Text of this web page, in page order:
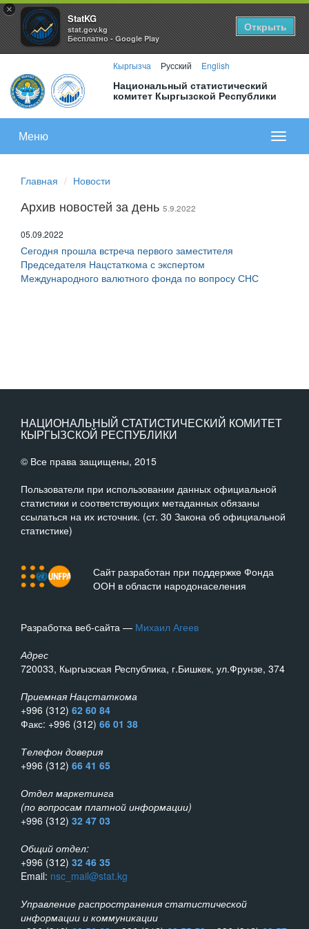
×
StatKG
stat.gov.kg
Бесплатно - Google Play
Открыть
Кыргызча Русский English
Национальный статистический
комитет Кыргызской Республики
меню
Меню
Главная Новости
Архив новостей за день 5.9.2022
05.09.2022
Сегодня прошла встреча первого заместителя
Председателя Нацстаткома с экспертом
Международного валютного фонда по вопросу СНС
НАЦИОНАЛЬНЫЙ СТАТИСТИЧЕСКИЙ КОМИТЕТ
КЫРГЫЗСКОЙ РЕСПУБЛИКИ
© Все права защищены, 2015
Пользователи при использовании данных официальной
статистики и соответствующих метаданных обязаны
ссылаться на их источник. (ст. 30 Закона об официальной
статистике)
Сайт разработан при поддержке Фонда
ООН в области народонаселения
Разработка веб-сайта — Михаил Агеев
Адрес
720033, Кыргызская Республика, г.Бишкек, ул.Фрунзе, 374
Приемная Нацстаткома
+996 (312) 62 60 84
Факс: +996 (312) 66 01 38
Телефон доверия
+996 (312) 66 41 65
Отдел маркетинга
(по вопросам платной информации)
+996 (312) 32 47 03
Общий отдел:
+996 (312) 32 46 35
Email: nsc_mail@stat.kg
Управление распространения статистической
информации и коммуникации